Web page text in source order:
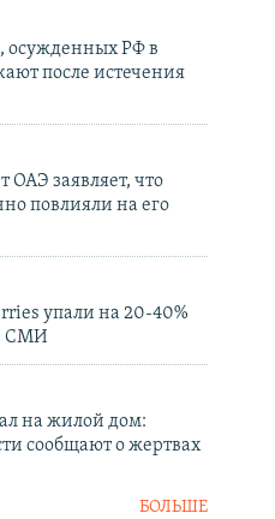
осужденных РФ в
после истечения
ОАЭ заявляет, что
повлияли на его
упали на 20-40%
СМИ
на жилой дом:
сообщают о жертвах
БОЛЬШЕ